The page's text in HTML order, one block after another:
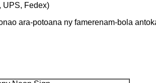
UPS, Fedex)
ara-potoana ny famerenam-bola